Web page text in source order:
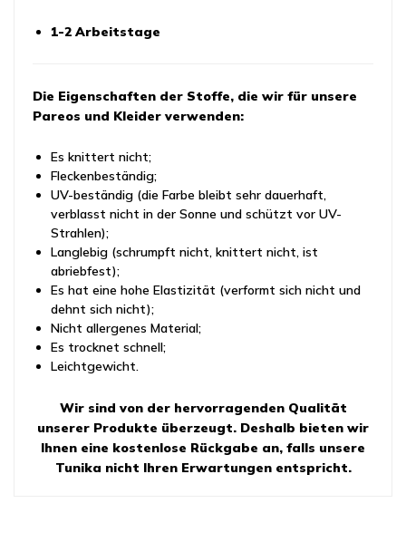
1-2 Arbeitstage
Die Eigenschaften der Stoffe, die wir für unsere
Pareos und Kleider verwenden:
Es knittert nicht;
Fleckenbeständig;
UV-beständig (die Farbe bleibt sehr dauerhaft,
verblasst nicht in der Sonne und schützt vor UV-
Strahlen);
Langlebig (schrumpft nicht, knittert nicht, ist
abriebfest);
Es hat eine hohe Elastizität (verformt sich nicht und
dehnt sich nicht);
Nicht allergenes Material;
Es trocknet schnell;
Leichtgewicht.
Wir sind von der hervorragenden Qualität
unserer Produkte überzeugt. Deshalb bieten wir
Ihnen eine kostenlose Rückgabe an, falls unsere
Tunika nicht Ihren Erwartungen entspricht.